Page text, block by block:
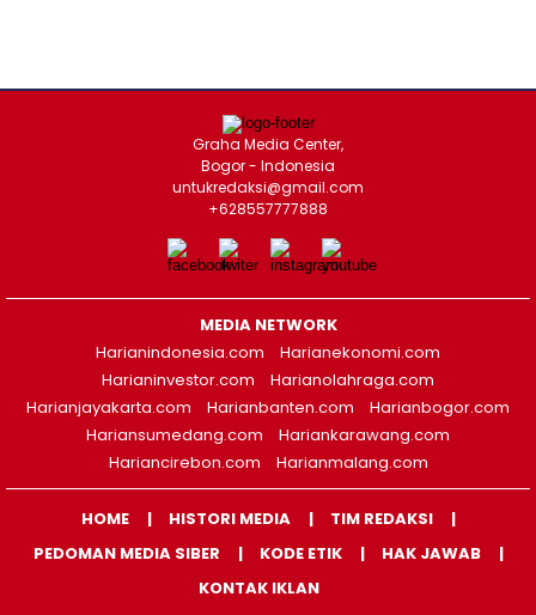
Graha Media Center,
Bogor - Indonesia
untukredaksi@gmail.com
+628557777888
MEDIA NETWORK
Harianindonesia.com
Harianekonomi.com
Harianinvestor.com
Harianolahraga.com
Harianjayakarta.com
Harianbanten.com
Harianbogor.com
Hariansumedang.com
Hariankarawang.com
Hariancirebon.com
Harianmalang.com
HOME HISTORI MEDIA
TIM REDAKSI
PEDOMAN MEDIA SIBER
KODE ETIK
HAK JAWAB
KONTAK IKLAN